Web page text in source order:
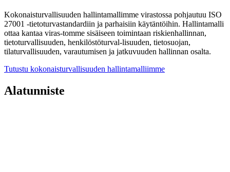
Kokonaisturvallisuuden hallintamallimme virastossa pohjautuu ISO
27001 -tietoturvastandardiin ja parhaisiin käytäntöihin. Hallintamalli
ottaa kantaa viras-tomme sisäiseen toimintaan riskienhallinnan,
tietoturvallisuuden, henkilöstöturval-lisuuden, tietosuojan,
tilaturvallisuuden, varautumisen ja jatkuvuuden hallinnan osalta.
Tutustu kokonaisturvallisuuden hallintamalliimme
Alatunniste